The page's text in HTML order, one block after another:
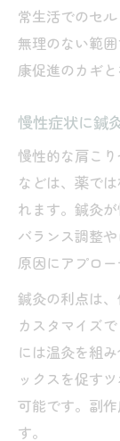
常生活でのセ
無理のない範
康促進のカギと
慢性症状に鍼
慢性的な肩こ
などは、薬で
れます。鍼灸
バランス調整
原因にアプロー
鍼灸の利点は
カスタマイズ
には温灸を組
ックスを促す
可能です。副
す。